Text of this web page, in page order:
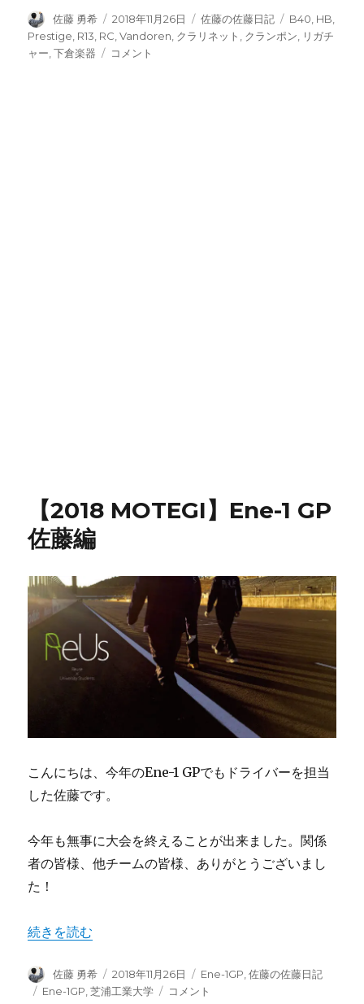
投
稿
者
佐藤 勇希
投
稿
日:
2018年11月26日
カ
テ
佐藤の佐藤日記
タ
グ
B40, HB,
Prestige, R13, RC,Vandoren, クラリネット , クランポン, リガチ
ャー,下倉楽器
ク
コメント
【2018 MOTEGI】Ene-1 GP
佐藤編
こんにちは、今年のEne-1 GPでもドライバーを担当
した佐藤です。
今年も無事に大会を終えることが出来ました。関係
者の皆様、他チームの皆様、ありがとうございまし
た！
“【2018 MOTEGI】Ene-1 GP 佐藤編” の
続きを読む
投
稿
佐藤 勇希
投
稿
2018年11月26日
カ
テ
Ene-1GP,佐藤の佐藤日記
タ
Ene-1GP,芝浦工業大学
【2018
コメント